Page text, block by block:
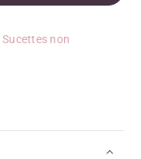
Sucettes non